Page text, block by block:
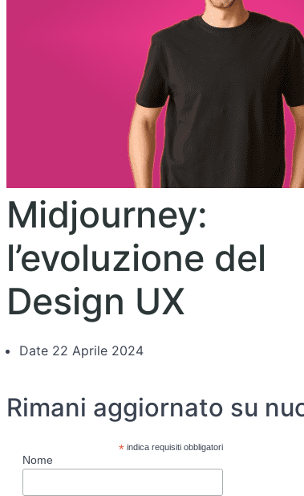
Midjourney:
l’evoluzione del
Design UX
Date 22 Aprile 2024
Rimani aggiornato su
*indica requisiti obbligatori
Nome